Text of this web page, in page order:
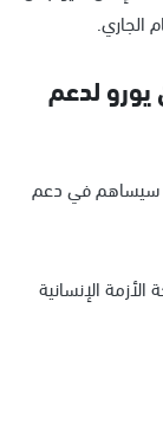
الجاري.
يساهم بـ82 مليون يورو لدعم
سيساهم في دعم
الإنسانية